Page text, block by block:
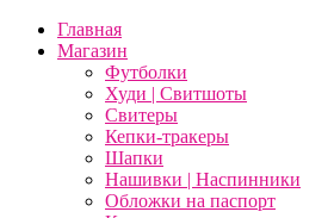
Главная
Магазин
Футболки
Худи | Свитшоты
Свитеры
Кепки-тракеры
Шапки
Нашивки | Наспинники
Обложки на паспорт